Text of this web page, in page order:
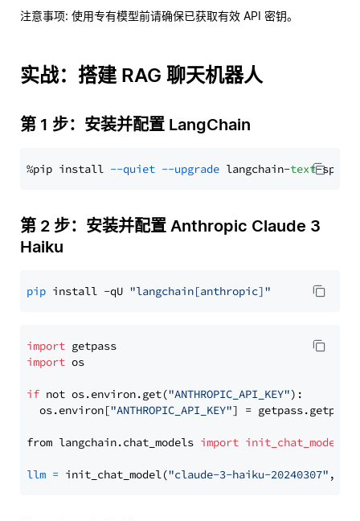
注意事项: 使用专有模型前请确保已获取有效 API 密钥。
实战：搭建 RAG 聊天机器人
第 1 步：安装并配置 LangChain
%pip install --quiet --upgrade langchain-text
第 2 步：安装并配置 Anthropic Claude 3
Haiku
pip install -qU "langchain[anthropic]"
import
import os
if not os.environ.get("ANTHROPIC_API_KEY"):
  os.environ[
"ANTHROPIC_API_KEY"] = getpass.getpass(
from langchain.chat_models import init_chat_model
llm = init_chat_model("claude-3-haiku-20240307" ,